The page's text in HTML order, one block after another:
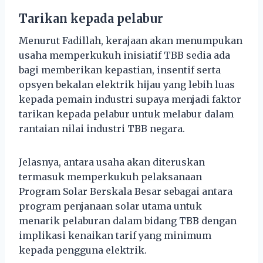
Tarikan kepada pelabur
Menurut Fadillah, kerajaan akan menumpukan
usaha memperkukuh inisiatif TBB sedia ada
bagi memberikan kepastian, insentif serta
opsyen bekalan elektrik hijau yang lebih luas
kepada pemain industri supaya menjadi faktor
tarikan kepada pelabur untuk melabur dalam
rantaian nilai industri TBB negara.
Jelasnya, antara usaha akan diteruskan
termasuk memperkukuh pelaksanaan
Program Solar Berskala Besar sebagai antara
program penjanaan solar utama untuk
menarik pelaburan dalam bidang TBB dengan
implikasi kenaikan tarif yang minimum
kepada pengguna elektrik.